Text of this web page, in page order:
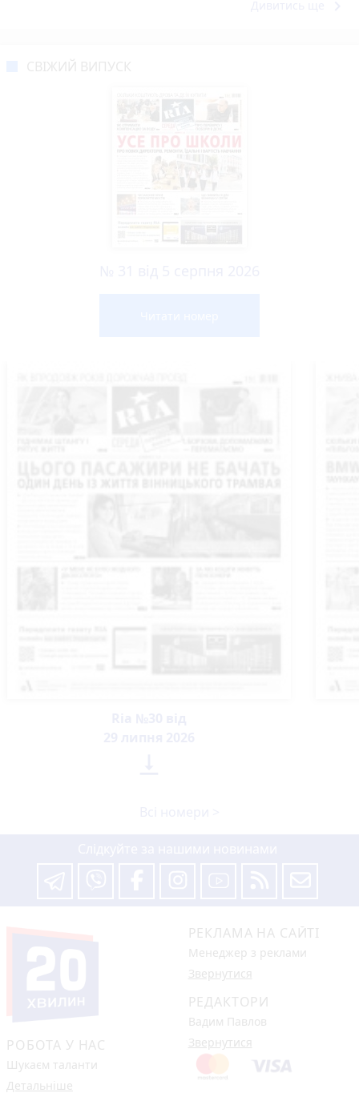
РОБОТА У НАС
Шукаєм таланти
Детальніше
РЕКЛАМА НА САЙТІ
Менеджер з реклами
Звернутися
РЕДАКТОРИ
Вадим Павлов
Звернутися